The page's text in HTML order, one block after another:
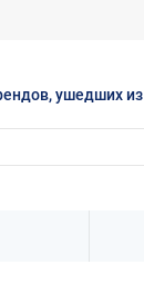
ушедших из